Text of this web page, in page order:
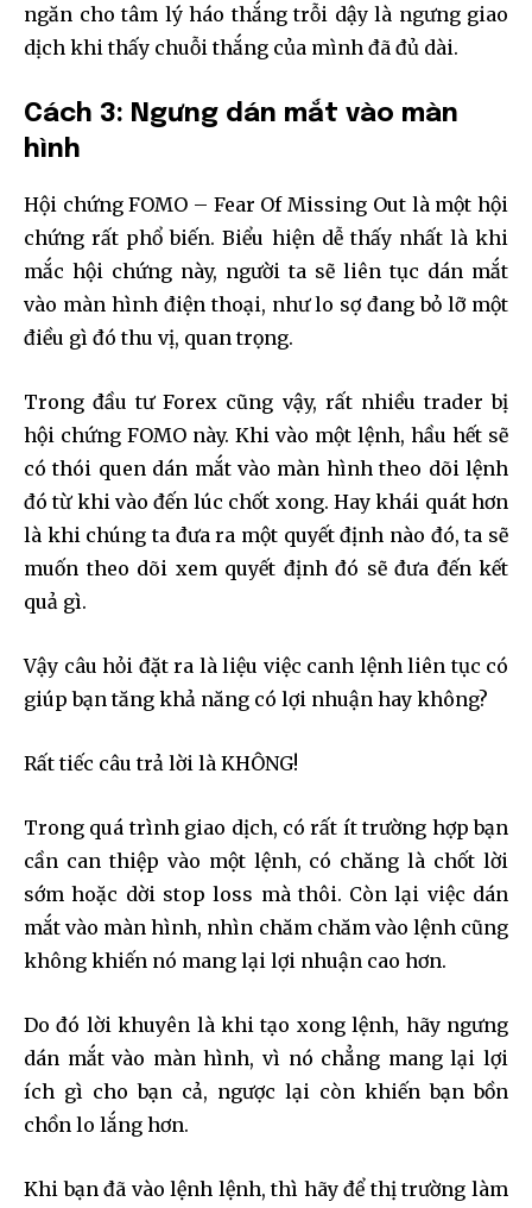
ngăn cho tâm lý háo thắng trỗi dậy là ngưng giao
dịch khi thấy chuỗi thắng của mình đã đủ dài.
Cách 3: Ngưng dán mắt vào màn
hình
Hội chứng FOMO – Fear Of Missing Out là một hội
chứng rất phổ biến. Biểu hiện dễ thấy nhất là khi
mắc hội chứng này, người ta sẽ liên tục dán mắt
vào màn hình điện thoại, như lo sợ đang bỏ lỡ một
điều gì đó thu vị, quan trọng.
Trong đầu tư Forex cũng vậy, rất nhiều trader bị
hội chứng FOMO này. Khi vào một lệnh, hầu hết sẽ
có thói quen dán mắt vào màn hình theo dõi lệnh
đó từ khi vào đến lúc chốt xong. Hay khái quát hơn
là khi chúng ta đưa ra một quyết định nào đó, ta sẽ
muốn theo dõi xem quyết định đó sẽ đưa đến kết
quả gì.
Vậy câu hỏi đặt ra là liệu việc canh lệnh liên tục có
giúp bạn tăng khả năng có lợi nhuận hay không?
Rất tiếc câu trả lời là KHÔNG!
Trong quá trình giao dịch, có rất ít trường hợp bạn
cần can thiệp vào một lệnh, có chăng là chốt lời
sớm hoặc dời stop loss mà thôi. Còn lại việc dán
mắt vào màn hình, nhìn chăm chăm vào lệnh cũng
không khiến nó mang lại lợi nhuận cao hơn.
Do đó lời khuyên là khi tạo xong lệnh, hãy ngưng
dán mắt vào màn hình, vì nó chẳng mang lại lợi
ích gì cho bạn cả, ngược lại còn khiến bạn bồn
chồn lo lắng hơn.
Khi bạn đã vào lệnh lệnh, thì hãy để thị trường làm